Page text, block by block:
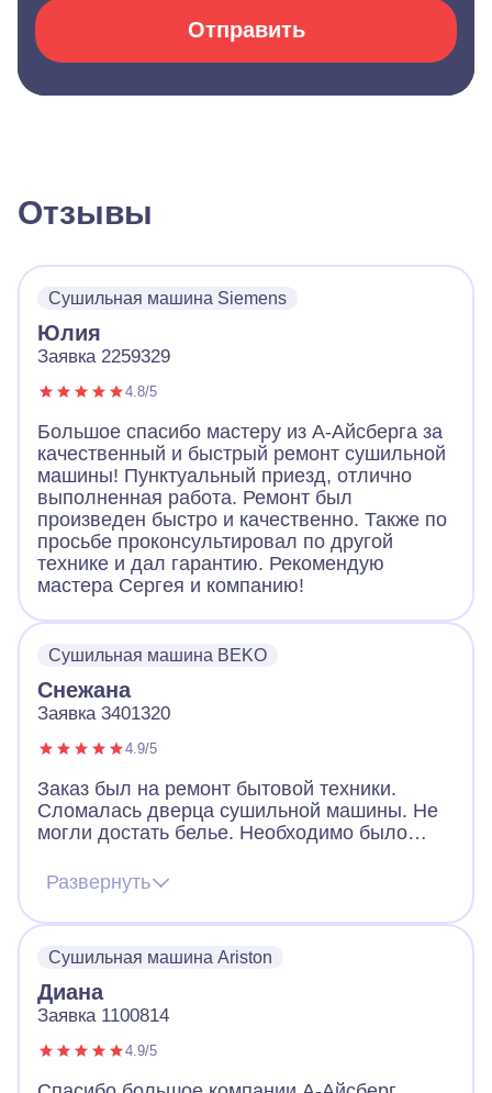
Отправить
Отзывы
Сушильная машина Siemens
Юлия
Заявка 2259329
4.8/5
Большое спасибо мастеру из А-Айсберга за
качественный и быстрый ремонт сушильной
машины! Пунктуальный приезд, отлично
выполненная работа. Ремонт был
произведен быстро и качественно. Также по
просьбе проконсультировал по другой
технике и дал гарантию. Рекомендую
мастера Сергея и компанию!
Сушильная машина BEKO
Снежана
Заявка 3401320
4.9/5
Заказ был на ремонт бытовой техники.
Сломалась дверца сушильной машины. Не
могли достать белье. Необходимо было
заменить замок. Мастер из А-Айсберг
приехал, открыл нам замок. Нашел
запасную часть, которая подошла, не
старая. Мастеру спасибо.
Развернуть
Сушильная машина Ariston
Диана
Заявка 1100814
4.9/5